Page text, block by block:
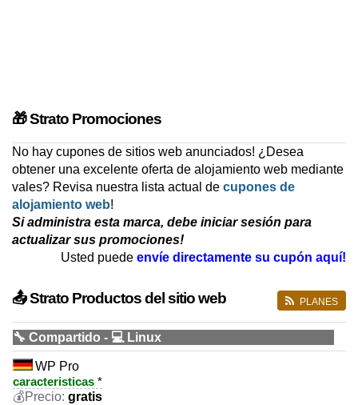
🎁 Strato Promociones
No hay cupones de sitios web anunciados! ¿Desea
obtener una excelente oferta de alojamiento web mediante
vales? Revisa nuestra lista actual de cupones de
alojamiento web!
Si administra esta marca, debe iniciar sesión para
actualizar sus promociones!
Usted puede envíe directamente su cupón aquí!
PLANES
📤 Strato Productos del sitio web
🔧 Compartido - 💻 Linux
WP Pro
caracteristicas *
gratis